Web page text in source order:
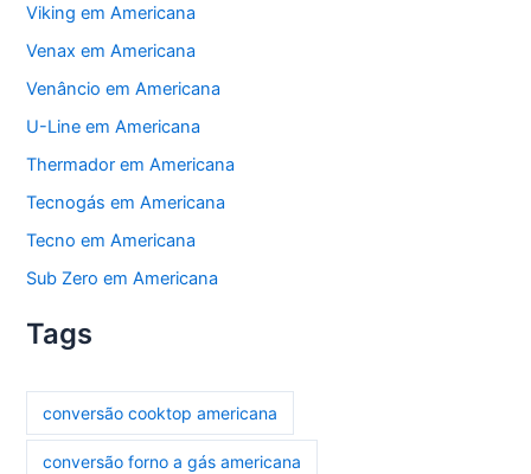
Viking em Americana
Venax em Americana
Venâncio em Americana
U-Line em Americana
Thermador em Americana
Tecnogás em Americana
Tecno em Americana
Sub Zero em Americana
Tags
conversão cooktop americana
conversão forno a gás americana